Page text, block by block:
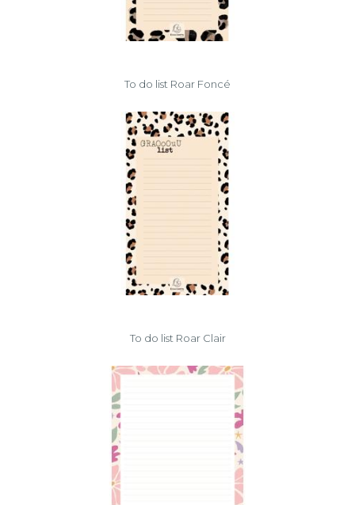
To do list Roar Foncé
To do list Roar Clair